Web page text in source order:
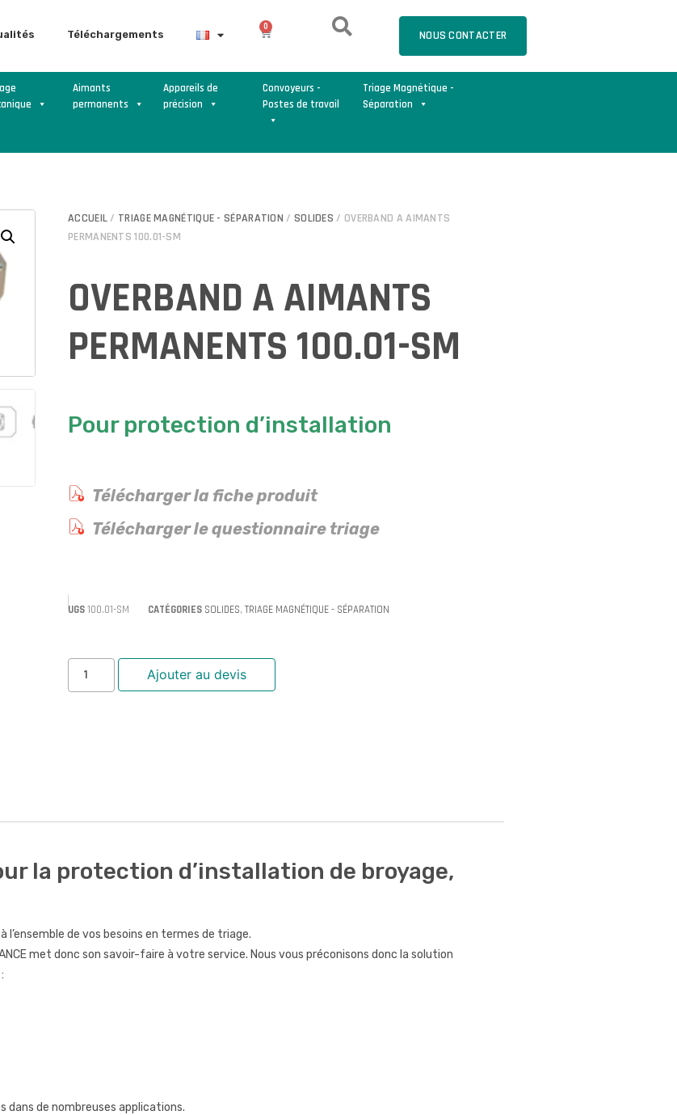
Téléchargements
0
NOUS CONTACTER
Aimants
permanents
Appareils de
précision
Convoyeurs -
Postes de travail
Triage Magnétique -
Séparation
ACCUEIL / TRIAGE MAGNÉTIQUE - SÉPARATION / SOLIDES / OVERBAND A AIMANTS
PERMANENTS 100.01-SM
OVERBAND A AIMANTS
PERMANENTS 100.01-SM
Pour protection d’installation
Télécharger la fiche produit
Télécharger le questionnaire triage
UGS100.01-SM CATÉGORIES SOLIDES, TRIAGE MAGNÉTIQUE - SÉPARATION
Ajouter au devis
la protection d’installation de broyage,
l’ensemble de vos besoins en termes de triage.
met donc son savoir-faire à votre service. Nous vous préconisons donc la solution
dans de nombreuses applications.